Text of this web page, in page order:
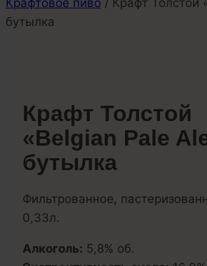
Крафтовое пиво / Крафт Толстой
бутылка
Крафт Толстой
«Belgian Pale
бутылка
Фильтрованное,
0,33л.
Алкоголь: 5,8% об.